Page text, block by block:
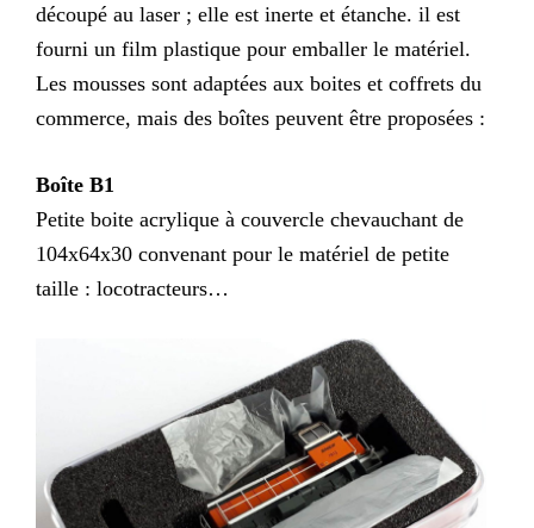
découpé au laser ; elle est inerte et étanche. il est
fourni un film plastique pour emballer le matériel.
Les mousses sont adaptées aux boites et coffrets du
commerce, mais des boîtes peuvent être proposées :
Boîte B1
Petite boite acrylique à couvercle chevauchant de
104x64x30 convenant pour le matériel de petite
taille : locotracteurs…